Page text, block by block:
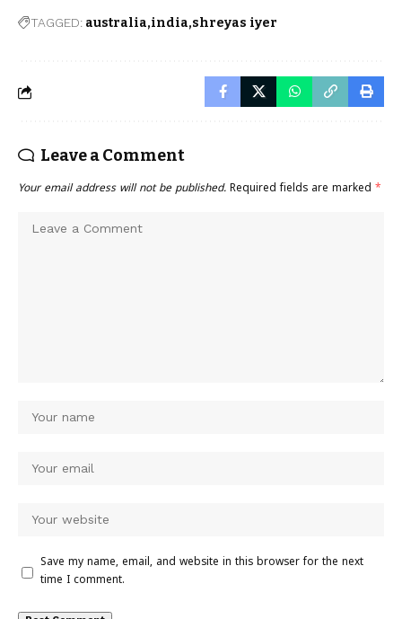
TAGGED: australia india shreyas iyer
Leave a Comment
Your email address will not be published. Required fields are marked *
Save my name, email, and website in this browser for the next
time I comment.